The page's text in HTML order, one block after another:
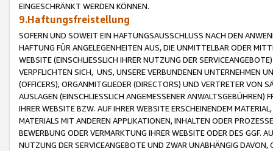
EINGESCHRÄNKT WERDEN KÖNNEN.
9.Haftungsfreistellung
SOFERN UND SOWEIT EIN HAFTUNGSAUSSCHLUSS NACH DEN
HAFTUNG FÜR ANGELEGENHEITEN AUS, DIE UNMITTELBAR ODER
WEBSITE (EINSCHLIESSLICH IHRER NUTZUNG DER
VERPFLICHTEN SICH, UNS, UNSERE VERBUNDENEN UNTERNEHMEN
(OFFICERS), ORGANMITGLIEDER (DIRECTORS) UND VERTRETER VON
AUSLAGEN (EINSCHLIESSLICH ANGEMESSENER
IHRER WEBSITE BZW. AUF IHRER WEBSITE ERSCHEINENDEM
MATERIALS MIT ANDEREN APPLIKATIONEN, INHALTEN ODER
BEWERBUNG ODER VERMARKTUNG IHRER WEBSITE ODER DES GGF.
NUTZUNG DER SERVICEANGEBOTE UND ZWAR UNABHÄNGIG